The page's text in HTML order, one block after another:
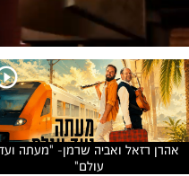
אהרן רזאל ואביה שרמן- "מעתה
עולם"